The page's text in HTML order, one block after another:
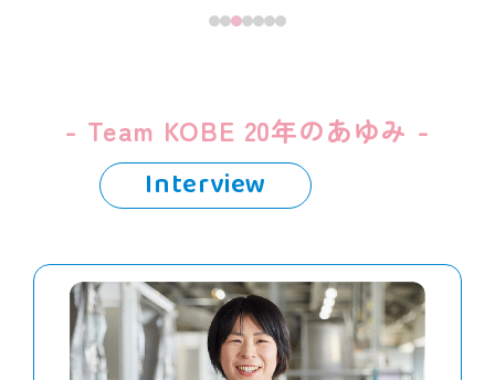
- Team KOBE 20年のあゆみ -
Interview